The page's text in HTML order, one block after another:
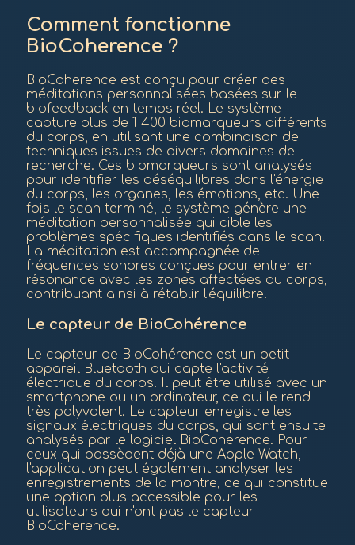
Comment fonctionne
BioCoherence ?
BioCoherence est conçu pour créer des
méditations personnalisées basées sur le
biofeedback en temps réel. Le système
capture plus de 1 400 biomarqueurs différents
du corps, en utilisant une combinaison de
techniques issues de divers domaines de
recherche. Ces biomarqueurs sont analysés
pour identifier les déséquilibres dans l'énergie
du corps, les organes, les émotions, etc. Une
fois le scan terminé, le système génère une
méditation personnalisée qui cible les
problèmes spécifiques identifiés dans le scan.
La méditation est accompagnée de
fréquences sonores conçues pour entrer en
résonance avec les zones affectées du corps,
contribuant ainsi à rétablir l'équilibre.
Le capteur de BioCohérence
Le capteur de BioCohérence est un petit
appareil Bluetooth qui capte l'activité
électrique du corps. Il peut être utilisé avec un
smartphone ou un ordinateur, ce qui le rend
très polyvalent. Le capteur enregistre les
signaux électriques du corps, qui sont ensuite
analysés par le logiciel BioCoherence. Pour
ceux qui possèdent déjà une Apple Watch,
l'application peut également analyser les
enregistrements de la montre, ce qui constitue
une option plus accessible pour les
utilisateurs qui n'ont pas le capteur
BioCoherence.